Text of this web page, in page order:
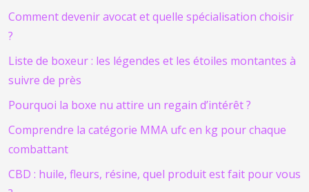
Comment devenir avocat et quelle spécialisation choisir
?
Liste de boxeur : les légendes et les étoiles montantes à
suivre de près
Pourquoi la boxe nu attire un regain d’intérêt ?
Comprendre la catégorie MMA ufc en kg pour chaque
combattant
CBD : huile, fleurs, résine, quel produit est fait pour vous